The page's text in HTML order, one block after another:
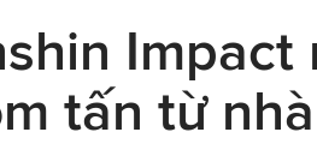
Impact
tấn từ